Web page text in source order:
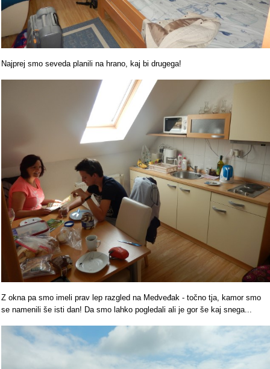
Najprej smo seveda planili na hrano, kaj bi drugega!
Z okna pa smo imeli prav lep razgled na Medveđak - točno tja, kamor smo
se namenili še isti dan! Da smo lahko pogledali ali je gor še kaj snega...